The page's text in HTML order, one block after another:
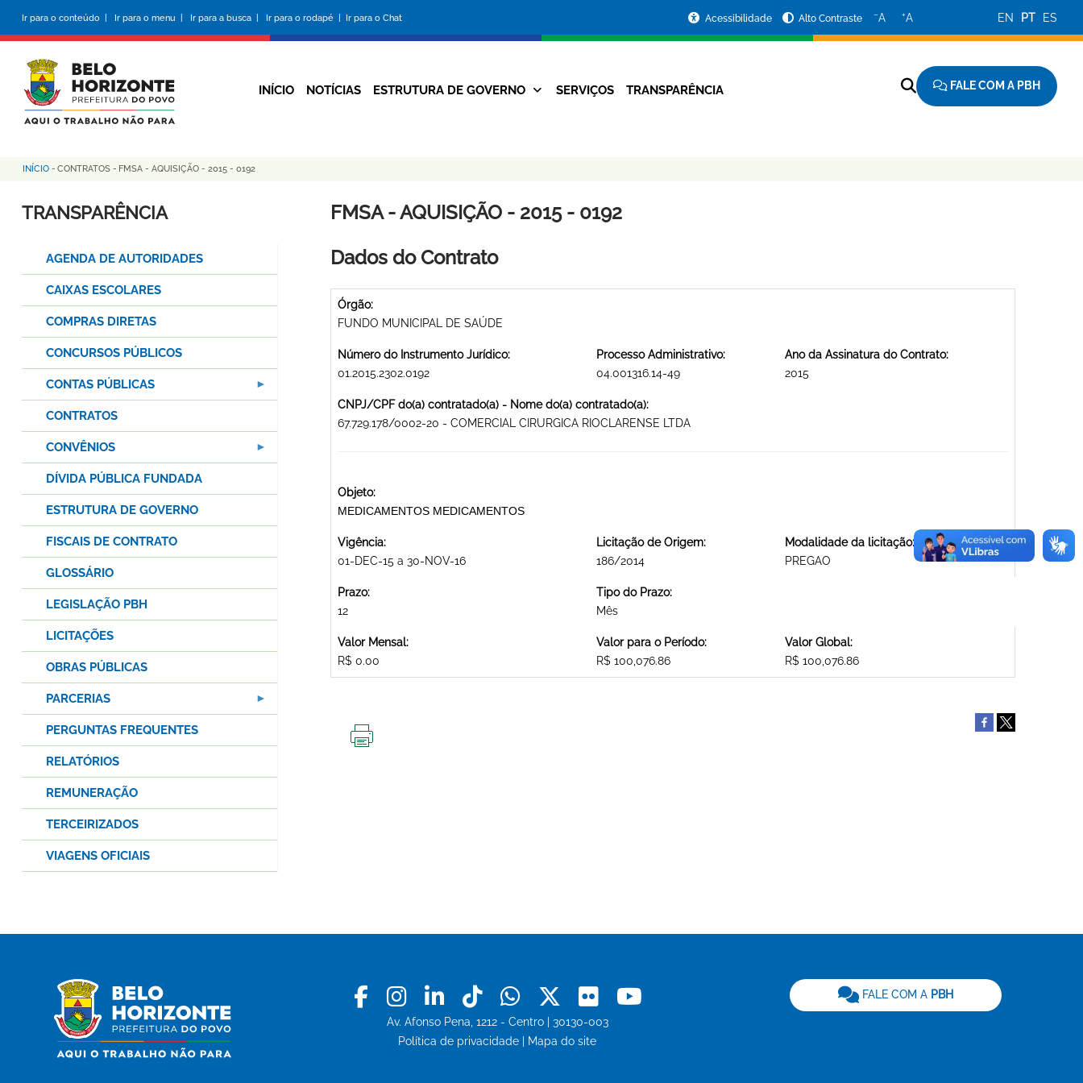
conteúdo
principal
Ir para o conteúdo | Ir para o menu | Ir para a busca | Ir para o rodapé | Ir para o Chat
da
Prefeitura
Acessibilidade Alto Contraste −A +A EN PT ES
Navegação
INÍCIO NOTÍCIAS ESTRUTURA DE GOVERNO SERVIÇOS TRANSPARÊNCIA FALE COM A PBH
Trilha
de
INÍCIO - CONTRATOS - FMSA - AQUISIÇÃO - 2015 - 0192
FMSA - AQUISIÇÃO - 2015 - 0192
Dados do Contrato
Órgão:
FUNDO MUNICIPAL DE SAÚDE
Número do Instrumento Jurídico:
01.2015.2302.0192
Processo Administrativo:
04.001316.14-49
Ano da Assinatura do Contrato:
2015
CNPJ/CPF do(a) contratado(a) - Nome do(a) contratado(a):
67.729.178/0002-20 - COMERCIAL CIRURGICA RIOCLARENSE LTDA
Objeto:
MEDICAMENTOS MEDICAMENTOS
Vigência:
01-DEC-15 a 30-NOV-16
Licitação de Origem:
186/2014
Modalidade da licitação:
PREGAO
Prazo:
12
Tipo do Prazo:
Mês
Valor Mensal:
R$ 0.00
Valor para o Período:
R$ 100,076.86
Valor Global:
R$ 100,076.86
TRANSPARÊNCIA
AGENDA DE AUTORIDADES
CAIXAS ESCOLARES
COMPRAS DIRETAS
CONCURSOS PÚBLICOS
CONTAS PÚBLICAS
CONTRATOS
CONVÊNIOS
DÍVIDA PÚBLICA FUNDADA
ESTRUTURA DE GOVERNO
FISCAIS DE CONTRATO
GLOSSÁRIO
LEGISLAÇÃO PBH
LICITAÇÕES
OBRAS PÚBLICAS
PARCERIAS
PERGUNTAS FREQUENTES
RELATÓRIOS
REMUNERAÇÃO
TERCEIRIZADOS
VIAGENS OFICIAIS
Facebook
Instagram
LinkedinTiktokWhatsapp
X Flickr
Av. Afonso Pena, 1212 - Centro | 30130-003
Política de privacidade
Mapa do site
FALE COM A PBH